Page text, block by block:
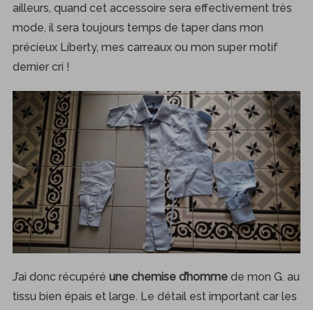
ailleurs, quand cet accessoire sera effectivement très
mode, il sera toujours temps de taper dans mon
précieux Liberty, mes carreaux ou mon super motif
dernier cri !
J’ai donc récupéré une chemise d’hommede mon G. au
tissu bien épais et large. Le détail est important car les